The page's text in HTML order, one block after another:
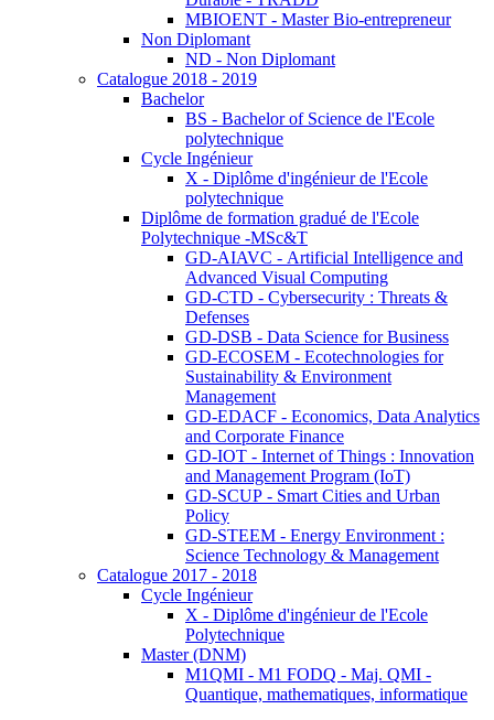
MBIOENT - Master Bio-entrepreneur
Non Diplomant
ND - Non Diplomant
Catalogue 2018 - 2019
Bachelor
BS - Bachelor of Science de l'Ecole
polytechnique
Cycle Ingénieur
X - Diplôme d'ingénieur de l'Ecole
polytechnique
Diplôme de formation gradué de l'Ecole
Polytechnique -MSc&T
GD-AIAVC - Artificial Intelligence and
Advanced Visual Computing
GD-CTD - Cybersecurity : Threats &
Defenses
GD-DSB - Data Science for Business
GD-ECOSEM - Ecotechnologies for
Sustainability & Environment
Management
GD-EDACF - Economics, Data Analytics
and Corporate Finance
GD-IOT - Internet of Things : Innovation
and Management Program (IoT)
GD-SCUP - Smart Cities and Urban
Policy
GD-STEEM - Energy Environment :
Science Technology & Management
Catalogue 2017 - 2018
Cycle Ingénieur
X - Diplôme d'ingénieur de l'Ecole
Polytechnique
Master (DNM)
M1QMI - M1 FODQ - Maj. QMI -
Quantique, mathematiques, informatique